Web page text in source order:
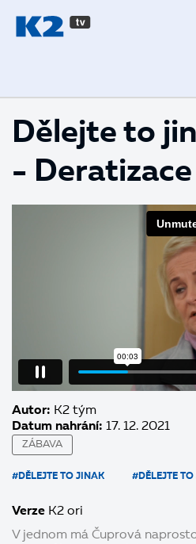
Dělejte to
- Deratizace
Autor: K2 tým
Datum nahrání: 17. 12. 2021
ZÁBAVA
#DĚLEJTE TO JINAK #DĚLEJTE
Verze K2 ori
V jednom má Čuprová